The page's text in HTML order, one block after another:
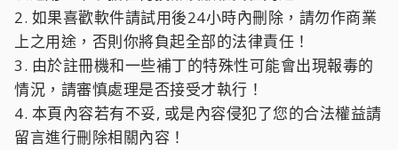
2. 如果喜歡軟件請試用後24小時內刪除，請勿作商業
上之用途，否則你將負起全部的法律責任！
3. 由於註冊機和一些補丁的特殊性可能會出現報毒的
情況，請審慎處理是否接受才執行！
4. 本頁內容若有不妥, 或是內容侵犯了您的合法權益請
留言進行刪除相關內容！